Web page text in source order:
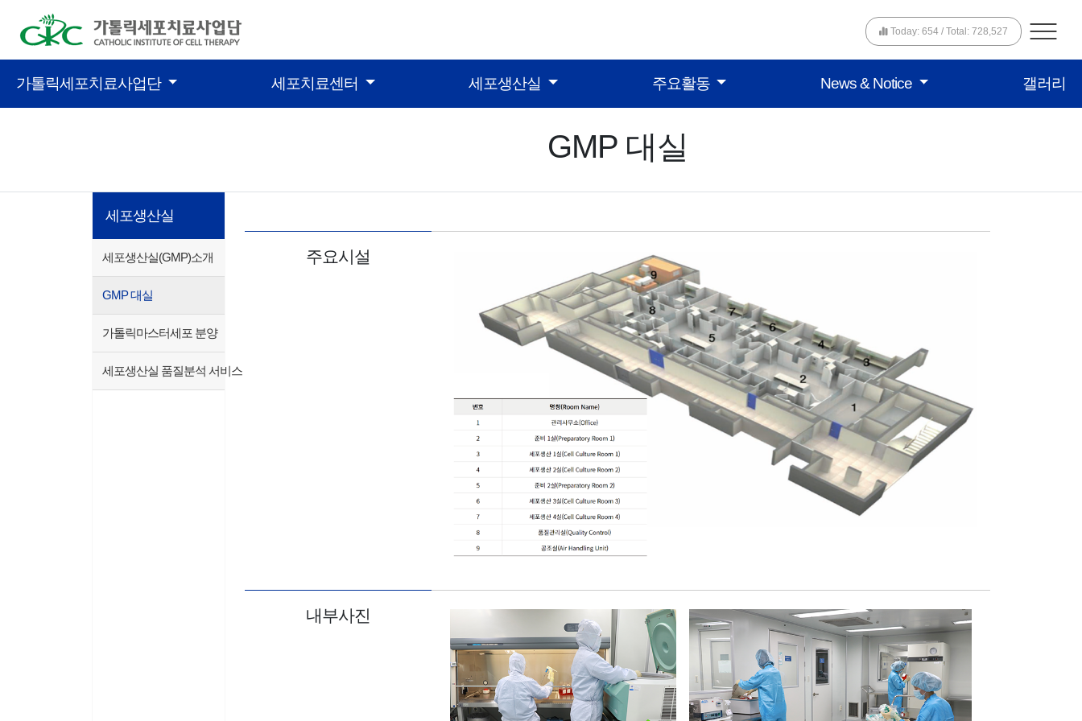
콘텐츠 바로가기
Today: 654 / Total: 728,527
가톨릭세포치료사업단 세포치료센터 세포생산실 주요활동 News & Notice 갤러리
GMP 대실
세포생산실
세포생산실(GMP)소개
GMP 대실
가톨릭마스터세포 분양
세포생산실 품질분석 서비스
주요시설
번호명칭(Room Name)
1
관리사무소(Office)
2
준비 1실(Preparatory Room 1)
3
세포생산 1실(Cell Culture Room 1)
4
세포생산 2실(Cell Culture Room 2)
5
준비 2실(Preparatory Room 2)
내부사진